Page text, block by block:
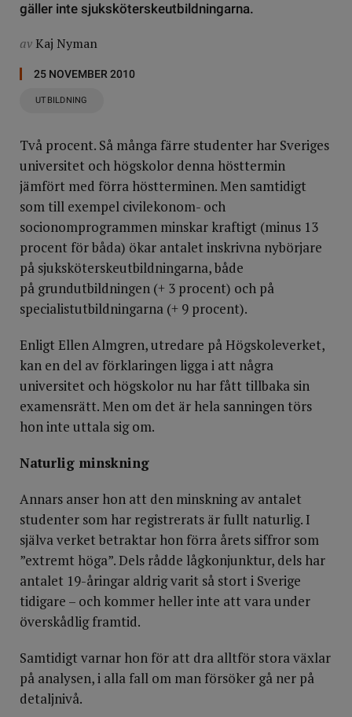
gäller inte sjuksköterskeutbildningarna.
av Kaj Nyman
25 NOVEMBER 2010
UTBILDNING
Två procent. Så många färre studenter har Sveriges
universitet och högskolor denna hösttermin
jämfört med förra höstterminen. Men samtidigt
som till exempel civilekonom- och
socionomprogrammen minskar kraftigt (minus 13
procent för båda) ökar antalet inskrivna nybörjare
på sjuksköterskeutbildningarna, både
på grundutbildningen (+ 3 procent) och på
specialistutbildningarna (+ 9 procent).
Enligt Ellen Almgren, utredare på Högskoleverket,
kan en del av förklaringen ligga i att några
universitet och högskolor nu har fått tillbaka sin
examensrätt. Men om det är hela sanningen törs
hon inte uttala sig om.
Naturlig minskning
Annars anser hon att den minskning av antalet
studenter som har registrerats är fullt naturlig. I
själva verket betraktar hon förra årets siffror som
”extremt höga”. Dels rådde lågkonjunktur, dels har
antalet 19-åringar aldrig varit så stort i Sverige
tidigare – och kommer heller inte att vara under
överskådlig framtid.
Samtidigt varnar hon för att dra alltför stora växlar
på analysen, i alla fall om man försöker gå ner på
detaljnivå.